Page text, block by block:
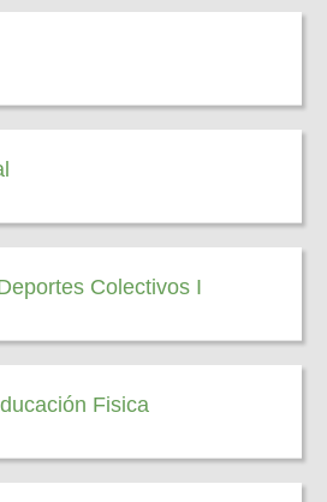
Colectivos I
Fisica